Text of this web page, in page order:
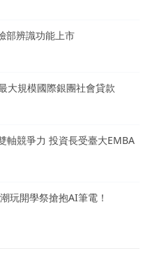
部辨識功能上市
大規模國際銀團社會貸款
軸競爭力 投資長受臺大EMBA
玩開學祭搶抱AI筆電！